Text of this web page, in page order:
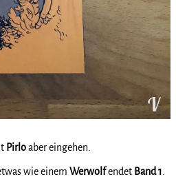
Pirloaber eingehen.
wie einem Werwolfendet Band 1.